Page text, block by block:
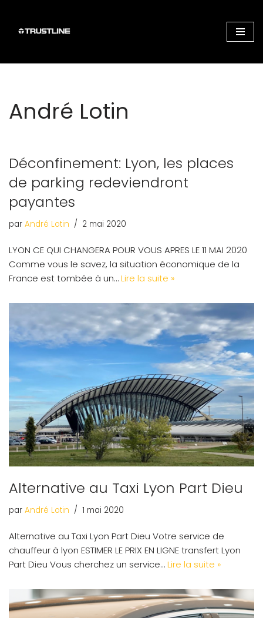
Aller
André Lotin
Déconfinement: Lyon, les places
de parking redeviendront
payantes
par André Lotin 2 mai 2020
LYON CE QUI CHANGERA POUR VOUS APRES LE 11 MAI 2020
Comme vous le savez, la situation économique de la
France est tombée à un…Lire la suite »
Alternative au Taxi Lyon Part Dieu
par André Lotin 1 mai 2020
Alternative au Taxi Lyon Part Dieu Votre service de
chauffeur à lyon ESTIMER LE PRIX EN LIGNE transfert Lyon
Part Dieu Vous cherchez un service…Lire la suite »